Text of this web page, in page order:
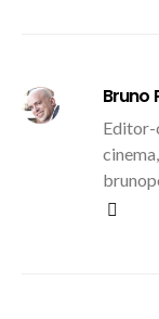
Bruno
Editor-